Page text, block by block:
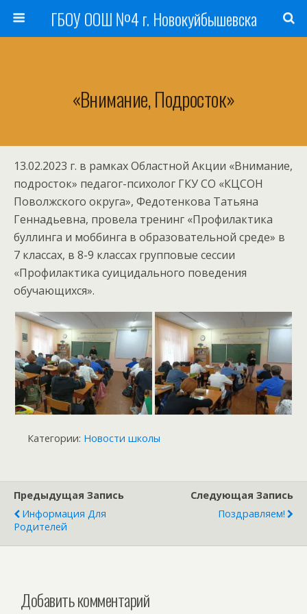
ГБОУ ООШ №4 г. Новокуйбышевска
«Внимание, Подросток»
13.02.2023 г. в рамках Областной Акции «Внимание,
подросток» педагог-психолог ГКУ СО «КЦСОН
Поволжского округа», Федотенкова Татьяна
Геннадьевна, провела тренинг «Профилактика
буллинга и моббинга в образовательной среде» в
7 классах, в 8-9 классах групповые сессии
«Профилактика суицидального поведения
обучающихся».
Категории: Новости школы
Предыдущая Запись
Информация Для
Родителей
Следующая Запись
Поздравляем!
Добавить комментарий